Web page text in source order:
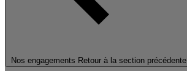
Nos engagements Retour à la section précédente